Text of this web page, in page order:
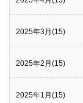
2025年3月(15)
2025年2月(15)
2025年1月(15)